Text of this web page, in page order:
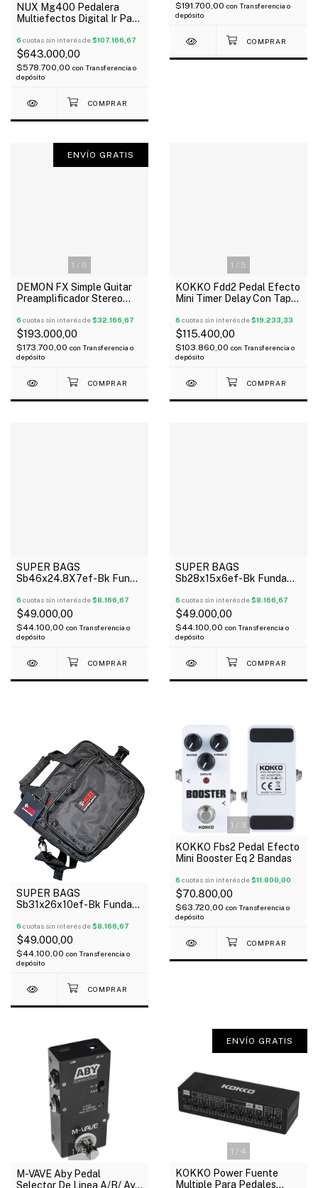
NUX Mg400 Pedalera
Multiefectos Digital Ir Para
Oferta!
6 cuotas sin interés de$107.166,67
$643.000,00
$578.700,00 con Transferencia o
depósito
$191.700,00 con Transferencia o
depósito
1 / 6
ENVÍO GRATIS
DEMON FX Simple Guitar
Preamplificador Stereo
6 cuotas sin interés de$32.166,67
$193.000,00
$173.700,00 con Transferencia o
depósito
1 / 5
KOKKO Fdd2 Pedal Efecto
Mini Timer Delay Con Tap
6 cuotas sin interés de$19.233,33
$115.400,00
$103.860,00 con Transferencia o
depósito
SUPER BAGS
Sb46x24.8X7ef-Bk Funda
Multiefectos Acolchada
10Mm
6 cuotas sin interés de$8.166,67
$49.000,00
$44.100,00 con Transferencia o
depósito
SUPER BAGS
Sb28x15x6ef-Bk Funda
Multiefectos Acolchada
10Mm
6 cuotas sin interés de$8.166,67
$49.000,00
$44.100,00 con Transferencia o
depósito
SUPER BAGS
Sb31x26x10ef-Bk Funda
Multiefectos Acolchada
10Mm
6 cuotas sin interés de$8.166,67
$49.000,00
$44.100,00 con Transferencia o
depósito
1 / 3
KOKKO Fbs2 Pedal Efecto
Mini Booster Eq 2 Bandas
6 cuotas sin interés de$11.800,00
$70.800,00
$63.720,00 con Transferencia o
depósito
1/3
M-VAVE Aby Pedal
Selector De Linea A/B/ Ayb
1 / 4
ENVÍO GRATIS
KOKKO Power Fuente
Multiple Para Pedales